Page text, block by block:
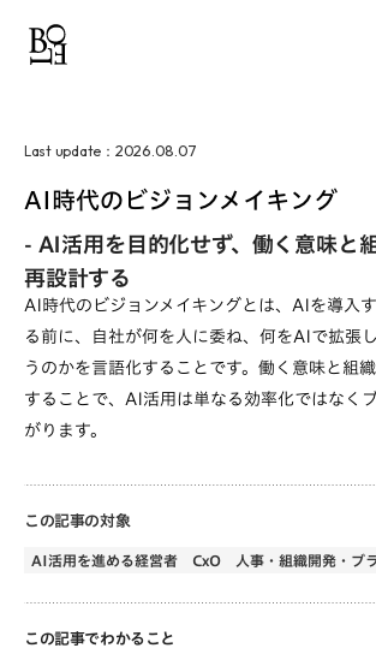
Last update： 2026.08.07
AI時代のビジョンメイキング
- AI活用を目的化せず、働く意味と
再設計する
AI時代のビジョンメイキングとは、AIを導入
る前に、自社が何を人に委ね、何をAIで拡張
うのかを言語化することです。働く意味と組
することで、AI活用は単なる効率化ではなく
がります。
この記事の対象
AI活用を進める経営者 CxO 人事・組織開発・ブ
この記事でわかること